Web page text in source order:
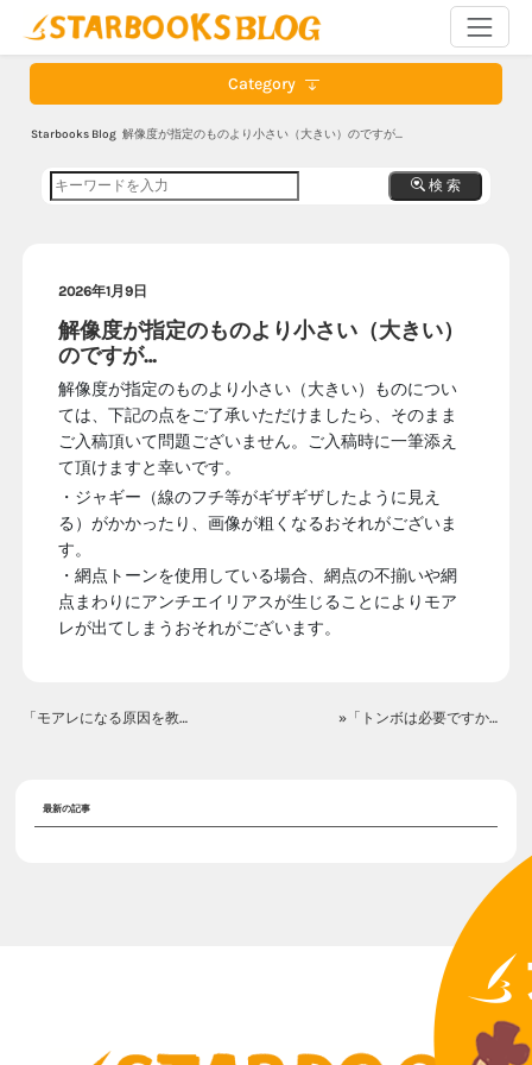
Category
検 索
Starbooks Blog 解像度が指定のものより小さい（大きい）のですが…
2026年1月9日
解像度が指定のものより小さい（大きい）
のですが…
解像度が指定のものより小さい（大きい）ものについ
ては、下記の点をご了承いただけましたら、そのまま
ご入稿頂いて問題ございません。ご入稿時に一筆添え
て頂けますと幸いです。
・ジャギー（線のフチ等がギザギザしたように見え
る）がかかったり、画像が粗くなるおそれがございま
す。
・網点トーンを使用している場合、網点の不揃いや網
点まわりにアンチエイリアスが生じることによりモア
レが出てしまうおそれがございます。
「モアレになる原因を教えてください。」« »「トンボは必要ですか？」
最新の記事